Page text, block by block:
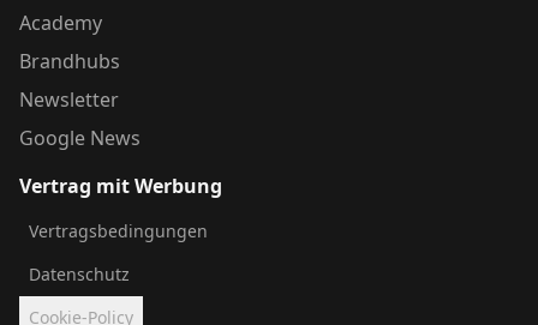
Academy
Brandhubs
Newsletter
Google News
Vertrag mit Werbung
Vertragsbedingungen
Datenschutz
Cookie-Policy